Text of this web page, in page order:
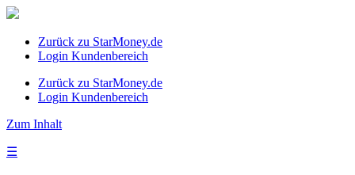
Zurück zu StarMoney.de
Login Kundenbereich
Zurück zu StarMoney.de
Login Kundenbereich
Zum Inhalt
☰